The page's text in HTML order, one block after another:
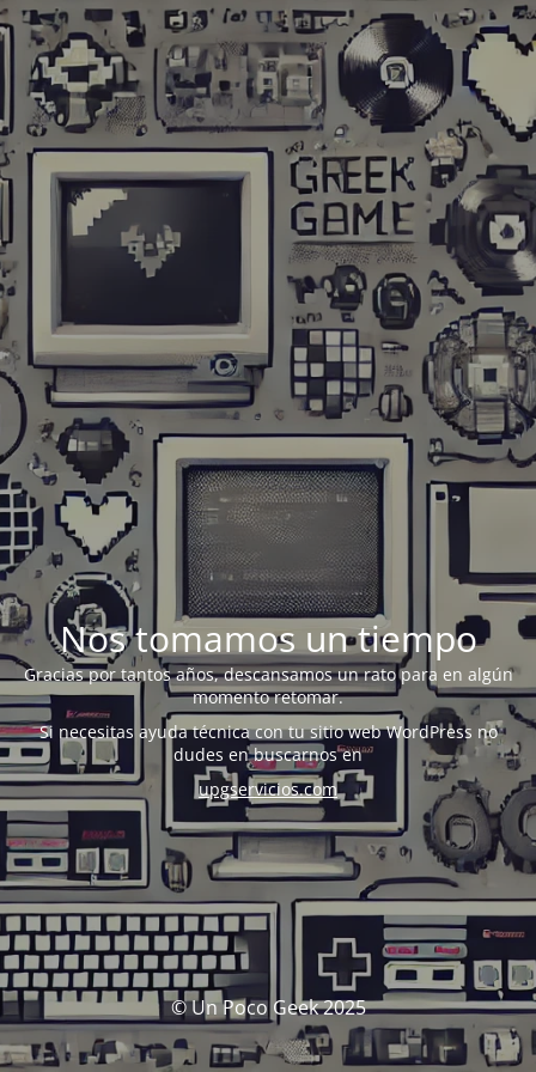
Nos tomamos un tiempo
Gracias por tantos años, descansamos un rato para en algún
momento retomar.
Si necesitas ayuda técnica con tu sitio web WordPress no
dudes en buscarnos en
upgservicios.com
© Un Poco Geek 2025